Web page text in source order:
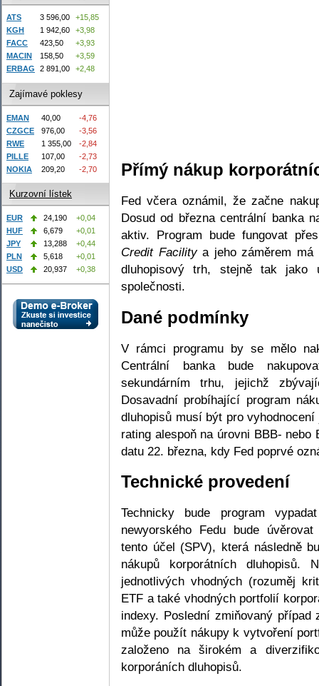
Přímý nákup
Fed včera oznámil, že začne
Dosud od března centrální banka
aktiv. Program bude fungovat
Credit Facilitya jeho záměrem
dluhopisový trh, stejně tak jako
společnosti.
Dané podmínky
V rámci programu by se mělo
Centrální banka bude
sekundárním trhu, jejichž
Dosavadní probíhající program
dluhopisů musí být pro
rating alespoň na úrovni BBB-
datu 22. března, kdy Fed poprvé
Technické provedení
Technicky bude program
newyorského Fedu bude
tento účel (SPV), která následně
nákupů korporátních
jednotlivých vhodných (rozuměj
ETF a také vhodných portfolií
indexy. Poslední zmiňovaný případ
může použít nákupy k vytvoření
založeno na širokém a
korporáních dluhopisů.
ATS 3 596,00
+15,85
KGH
1 942,60
+3,98
FACC
423,50
+3,93
MACIN
158,50
+3,59
ERBAG
2 891,00 +2,48
Zajímavé poklesy
EMAN 40,00
-4,76
CZGCE
976,00
-3,56
RWE
1 355,00
-2,84
PILLE
107,00
-2,73
NOKIA
209,20 -2,70
Kurzovní lístek
EUR 24,190
+0,04
HUF
6,679
+0,01
JPY
13,288
+0,44
PLN
5,618
+0,01
USD
20,937 +0,38